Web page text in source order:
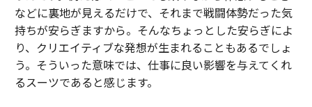
などに裏地が見えるだけで、それまで戦闘体勢だった気
持ちが安らぎますから。そんなちょっとした安らぎによ
り、クリエイティブな発想が生まれることもあるでしょ
う。そういった意味では、仕事に良い影響を与えてくれ
るスーツであると感じます。